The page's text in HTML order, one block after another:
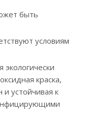
быть
условиям
экологически
краска,
устойчивая к